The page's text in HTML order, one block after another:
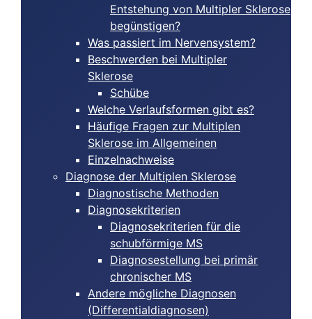
Entstehung von Multipler Sklerose
begünstigen?
Was passiert im Nervensystem?
Beschwerden bei Multipler
Sklerose
Schübe
Welche Verlaufsformen gibt es?
Häufige Fragen zur Multiplen
Sklerose im Allgemeinen
Einzelnachweise
Diagnose der Multiplen Sklerose
Diagnostische Methoden
Diagnosekriterien
Diagnosekriterien für die
schubförmige MS
Diagnosestellung bei primär
chronischer MS
Andere mögliche Diagnosen
(Differentialdiagnosen)